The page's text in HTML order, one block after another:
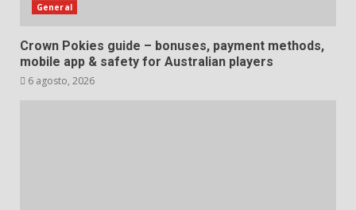
General
Crown Pokies guide – bonuses, payment methods,
mobile app & safety for Australian players
6 agosto, 2026